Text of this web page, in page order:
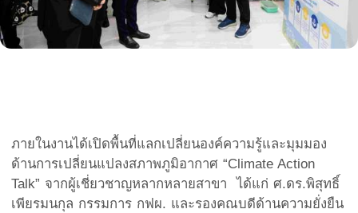
ภายในงานได้เปิดพื้นที่แลกเปลี่ยนองค์ความรู้และมุมมอง
ด้านการเปลี่ยนแปลงสภาพภูมิอากาศ “Climate Action
Talk” จากผู้เชี่ยวชาญหลากหลายสาขา ได้แก่ ศ.ดร.พิสุทธิ์
เพียรมนกุล กรรมการ กฟผ. และรองคณบดีด้านความยั่งยืน